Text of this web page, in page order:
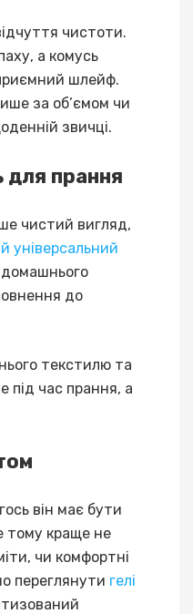
чистоти.
а комусь
шлейф.
за об’ємом чи
звичці.
для прання
чистий вигляд,
універсальний
до
текстилю та
під час прання, а
він має бути
тому краще не
чи комфортні
переглянути гелі